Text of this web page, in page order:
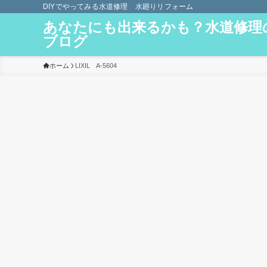
DIYでやってみる水道修理 水廻りリフォーム
あなたにも出来るかも？水道修理
ブログ
ホーム LIXIL A-5604